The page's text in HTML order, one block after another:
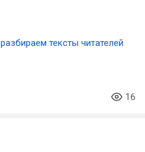
тексты читателей
16